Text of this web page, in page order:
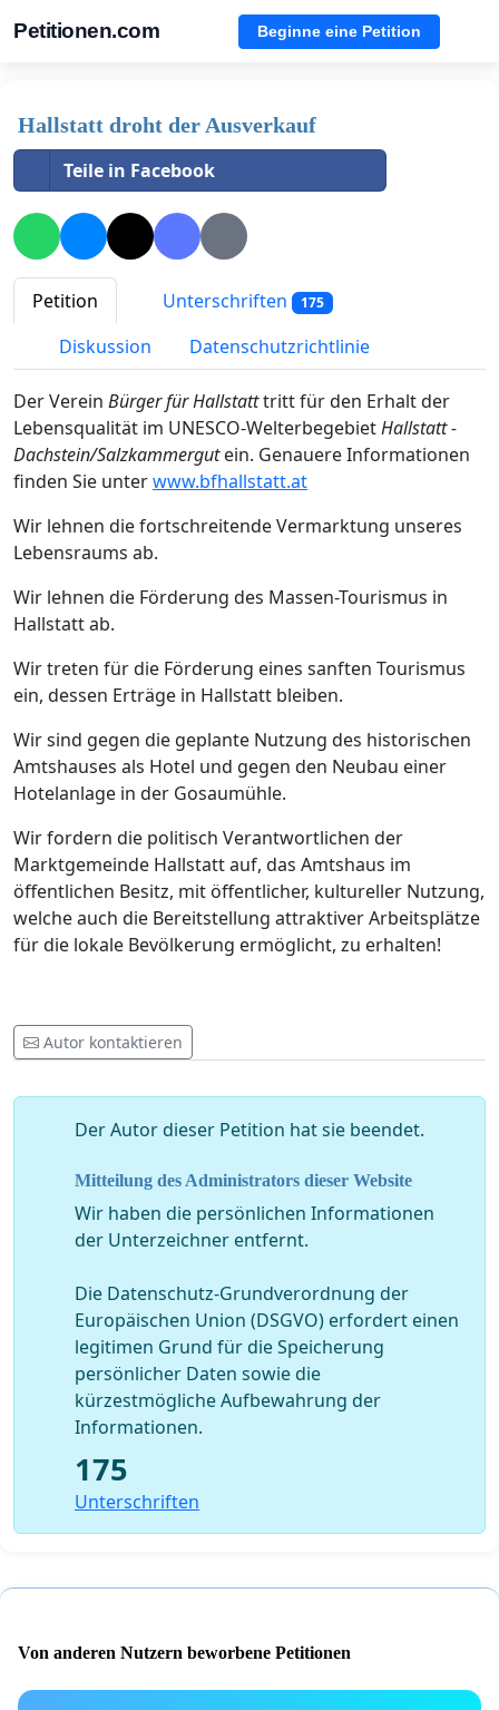
Petitionen.com Beginne eine Petition
Hallstatt droht der Ausverkauf
Teile in Facebook
Petition Unterschriften 175
Diskussion Datenschutzrichtlinie
Der Verein Bürger für Hallstatttritt für den Erhalt der
Lebensqualität im UNESCO-WelterbegebietHallstatt -
Dachstein/Salzkammergutein. Genauere Informationen
finden Sie unterwww.bfhallstatt.at
Wir lehnen die fortschreitende Vermarktung unseres
Lebensraums ab.
Wir lehnen die Förderung des Massen-Tourismus in
Hallstatt ab.
Wir treten für die Förderung eines sanften Tourismus
ein, dessen Erträge in Hallstatt bleiben.
Wir sind gegen die geplante Nutzung des historischen
Amtshauses als Hotel und gegen den Neubau einer
Hotelanlage in der Gosaumühle.
Wir fordern die politisch Verantwortlichen der
Marktgemeinde Hallstatt auf, das Amtshaus im
öffentlichen Besitz, mit öffentlicher, kultureller Nutzung,
welche auch die Bereitstellung attraktiver Arbeitsplätze
für die lokale Bevölkerung ermöglicht, zu erhalten!
Autor kontaktieren
Der Autor dieser Petition hat sie beendet.
Mitteilung des Administrators dieser Website
Wir haben die persönlichen Informationen
der Unterzeichner entfernt.
Die Datenschutz-Grundverordnung der
Europäischen Union (DSGVO) erfordert einen
legitimen Grund für die Speicherung
persönlicher Daten sowie die
kürzestmögliche Aufbewahrung der
Informationen.
175
Unterschriften
Von anderen Nutzern beworbene Petitionen